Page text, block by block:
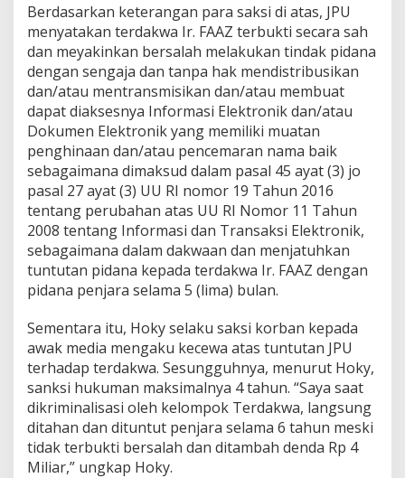
Berdasarkan keterangan para saksi di atas, JPU
menyatakan terdakwa Ir. FAAZ terbukti secara sah
dan meyakinkan bersalah melakukan tindak pidana
dengan sengaja dan tanpa hak mendistribusikan
dan/atau mentransmisikan dan/atau membuat
dapat diaksesnya Informasi Elektronik dan/atau
Dokumen Elektronik yang memiliki muatan
penghinaan dan/atau pencemaran nama baik
sebagaimana dimaksud dalam pasal 45 ayat (3) jo
pasal 27 ayat (3) UU RI nomor 19 Tahun 2016
tentang perubahan atas UU RI Nomor 11 Tahun
2008 tentang Informasi dan Transaksi Elektronik,
sebagaimana dalam dakwaan dan menjatuhkan
tuntutan pidana kepada terdakwa Ir. FAAZ dengan
pidana penjara selama 5 (lima) bulan.
Sementara itu, Hoky selaku saksi korban kepada
awak media mengaku kecewa atas tuntutan JPU
terhadap terdakwa. Sesungguhnya, menurut Hoky,
sanksi hukuman maksimalnya 4 tahun. “Saya saat
dikriminalisasi oleh kelompok Terdakwa, langsung
ditahan dan dituntut penjara selama 6 tahun meski
tidak terbukti bersalah dan ditambah denda Rp 4
Miliar,” ungkap Hoky.